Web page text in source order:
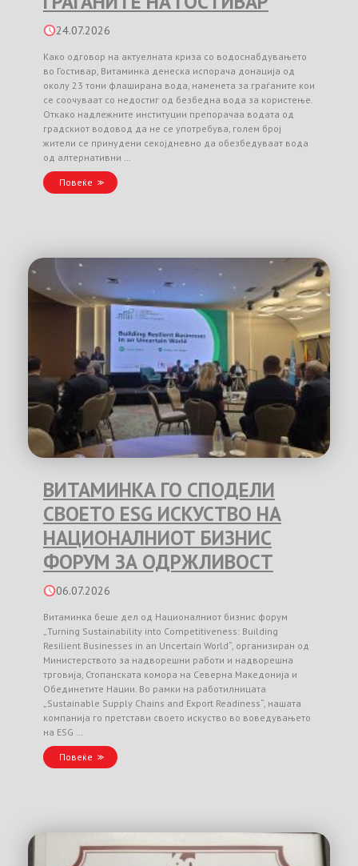
24.07.2026
Како одговор на актуелната криза со водоснабдувањето
во Гостивар, Витаминка денеска испорача донација од
околу 23 тони флаширана вода, наменета за граѓаните кои
се соочуваат со недостиг од безбедна вода за користење.
Откако надлежните институции препорачаа водата од
градскиот водовод да не се употребува, голем број
жители се принудени секојдневно да обезбедуваат вода
од алтернативни …
Повеќе
ВИТАМИНКА ГО СПОДЕЛИ
СВОЕТО ESG ИСКУСТВО НА
НАЦИОНАЛНИОТ БИЗНИС
ФОРУМ ЗА ОДРЖЛИВОСТ
06.07.2026
Витаминка беше дел од Националниот бизнис форум
„Turning Sustainability into Competitiveness: Building
Resilient Businesses in an Uncertain World“, организиран од
Министерството за надворешни работи и надворешна
трговија, Стопанската комора на Северна Македонија и
Обединетите Нации. Во рамки на работилницата
„Sustainable Supply Chains and Export Readiness“, нашата
компанија го претстави своето искуство во воведувањето
на ESG …
Повеќе